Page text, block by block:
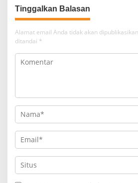
Tinggalkan Balasan
Alamat email Anda tidak akan
ditandai *